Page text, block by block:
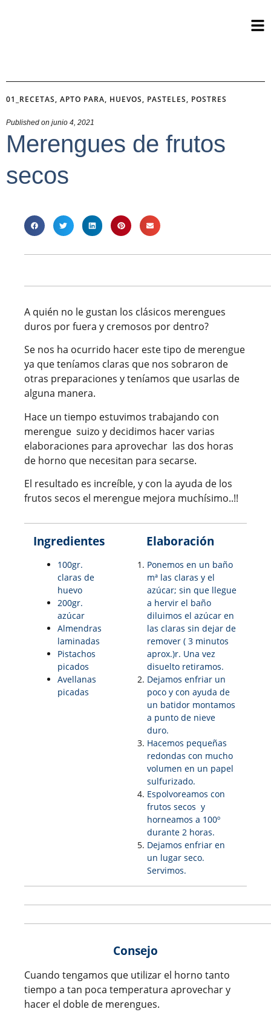
01_RECETAS, APTO PARA, HUEVOS, PASTELES, POSTRES
Published on junio 4, 2021
Merengues de frutos
secos
A quién no le gustan los clásicos merengues
duros por fuera y cremosos por dentro?
Se nos ha ocurrido hacer este tipo de merengue
ya que teníamos claras que nos sobraron de
otras preparaciones y teníamos que usarlas de
alguna manera.
Hace un tiempo estuvimos trabajando con
merengue suizo y decidimos hacer varias
elaboraciones para aprovechar las dos horas
de horno que necesitan para secarse.
El resultado es increíble, y con la ayuda de los
frutos secos el merengue mejora muchísimo..!!
Ingredientes
100gr.
claras de
huevo
200gr.
azúcar
Almendras
laminadas
Pistachos
picados
Avellanas
picadas
Elaboración
Ponemos en un baño
mª las claras y el
azúcar; sin que llegue
a hervir el baño
diluimos el azúcar en
las claras sin dejar de
remover ( 3 minutos
aprox.)r. Una vez
disuelto retiramos.
Dejamos enfriar un
poco y con ayuda de
un batidor montamos
a punto de nieve
duro.
Hacemos pequeñas
redondas con mucho
volumen en un papel
sulfurizado.
Espolvoreamos con
frutos secos y
horneamos a 100º
durante 2 horas.
Dejamos enfriar en
un lugar seco.
Servimos.
Consejo
Cuando tengamos que utilizar el horno tanto
tiempo a tan poca temperatura aprovechar y
hacer el doble de merengues.